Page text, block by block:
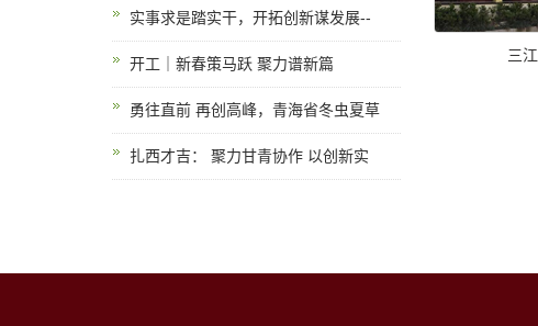
三
实事求是踏实干，开拓创新谋发展--
开工｜新春策马跃 聚力谱新篇
勇往直前 再创高峰，青海省冬虫夏草
扎西才吉： 聚力甘青协作 以创新实